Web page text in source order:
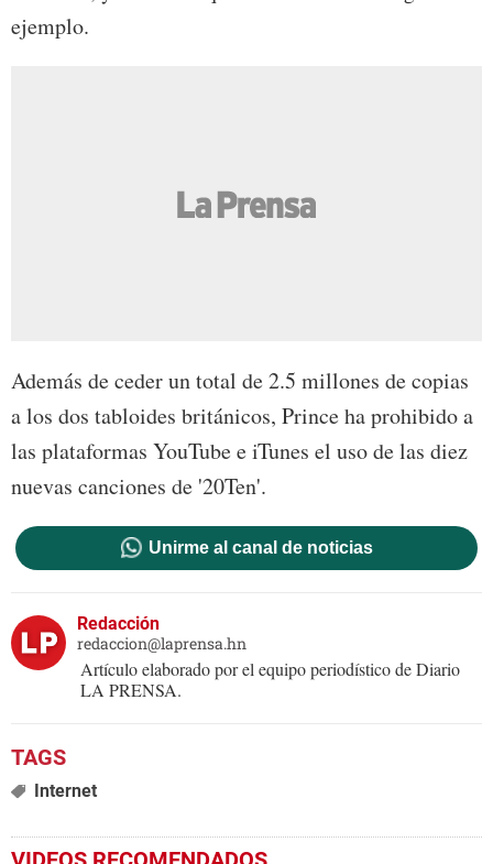
ejemplo.
Además de ceder un total de 2.5 millones de copias
a los dos tabloides británicos, Prince ha prohibido a
las plataformas YouTube e iTunes el uso de las diez
nuevas canciones de '20Ten'.
Unirme al canal de noticias
Redacción
redaccion@laprensa.hn
Artículo elaborado por el equipo periodístico de Diario
LA PRENSA.
Internet